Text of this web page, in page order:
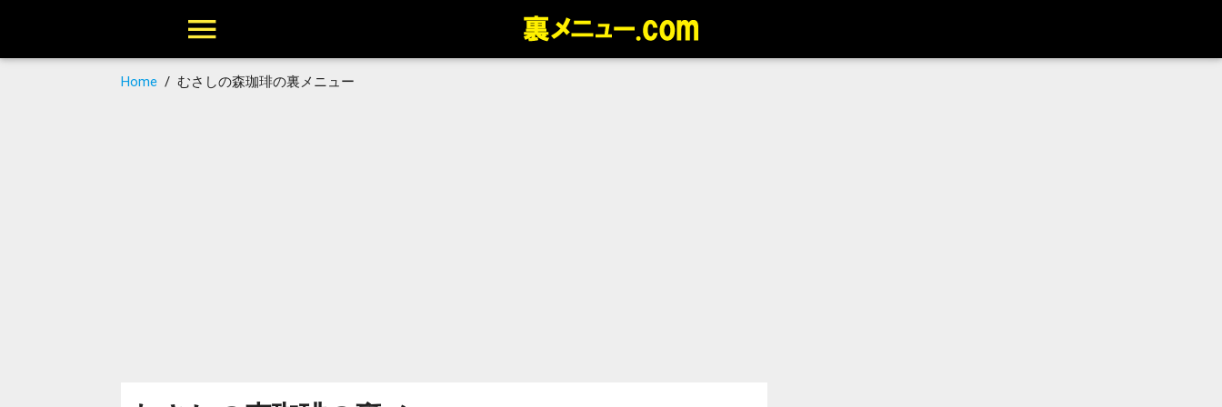
Home /むさしの森珈琲の裏メニュー